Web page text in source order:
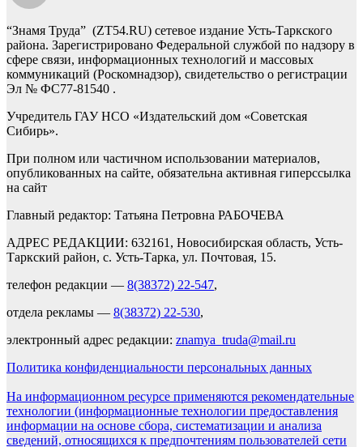
“Знамя Труда” (ZT54.RU) сетевое издание Усть-Таркского
района. Зарегистрировано Федеральной службой по надзору в
сфере связи, информационных технологий и массовых
коммуникаций (Роскомнадзор), свидетельство о регистрации
Эл № ФС77-81540 .
Учредитель ГАУ НСО «Издательский дом «Советская
Сибирь».
При полном или частичном использовании материалов,
опубликованных на сайте, обязательна активная гиперссылка
на сайт
Главный редактор: Татьяна Петровна РАБОЧЕВА
АДРЕС РЕДАКЦИИ: 632161, Новосибирская область, Усть-
Таркский район, с. Усть-Тарка, ул. Почтовая, 15.
телефон редакции — 8(38372) 22-547,
отдела рекламы — 8(38372) 22-530,
электронный адрес редакции: znamya_truda@mail.ru
Политика конфиденциальности персональных данных
На информационном ресурсе применяются рекомендательные
технологии (информационные технологии предоставления
информации на основе сбора, систематизации и анализа
сведений, относящихся к предпочтениям пользователей сети